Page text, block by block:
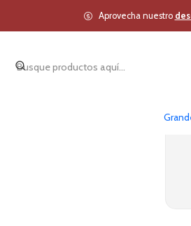
Aprovecha nuestro